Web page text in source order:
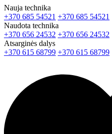
Nauja technika
+370 685 54521 +370 685 54521
Naudota technika
+370 656 24532 +370 656 24532
Atsarginės dalys
+370 615 68799 +370 615 68799